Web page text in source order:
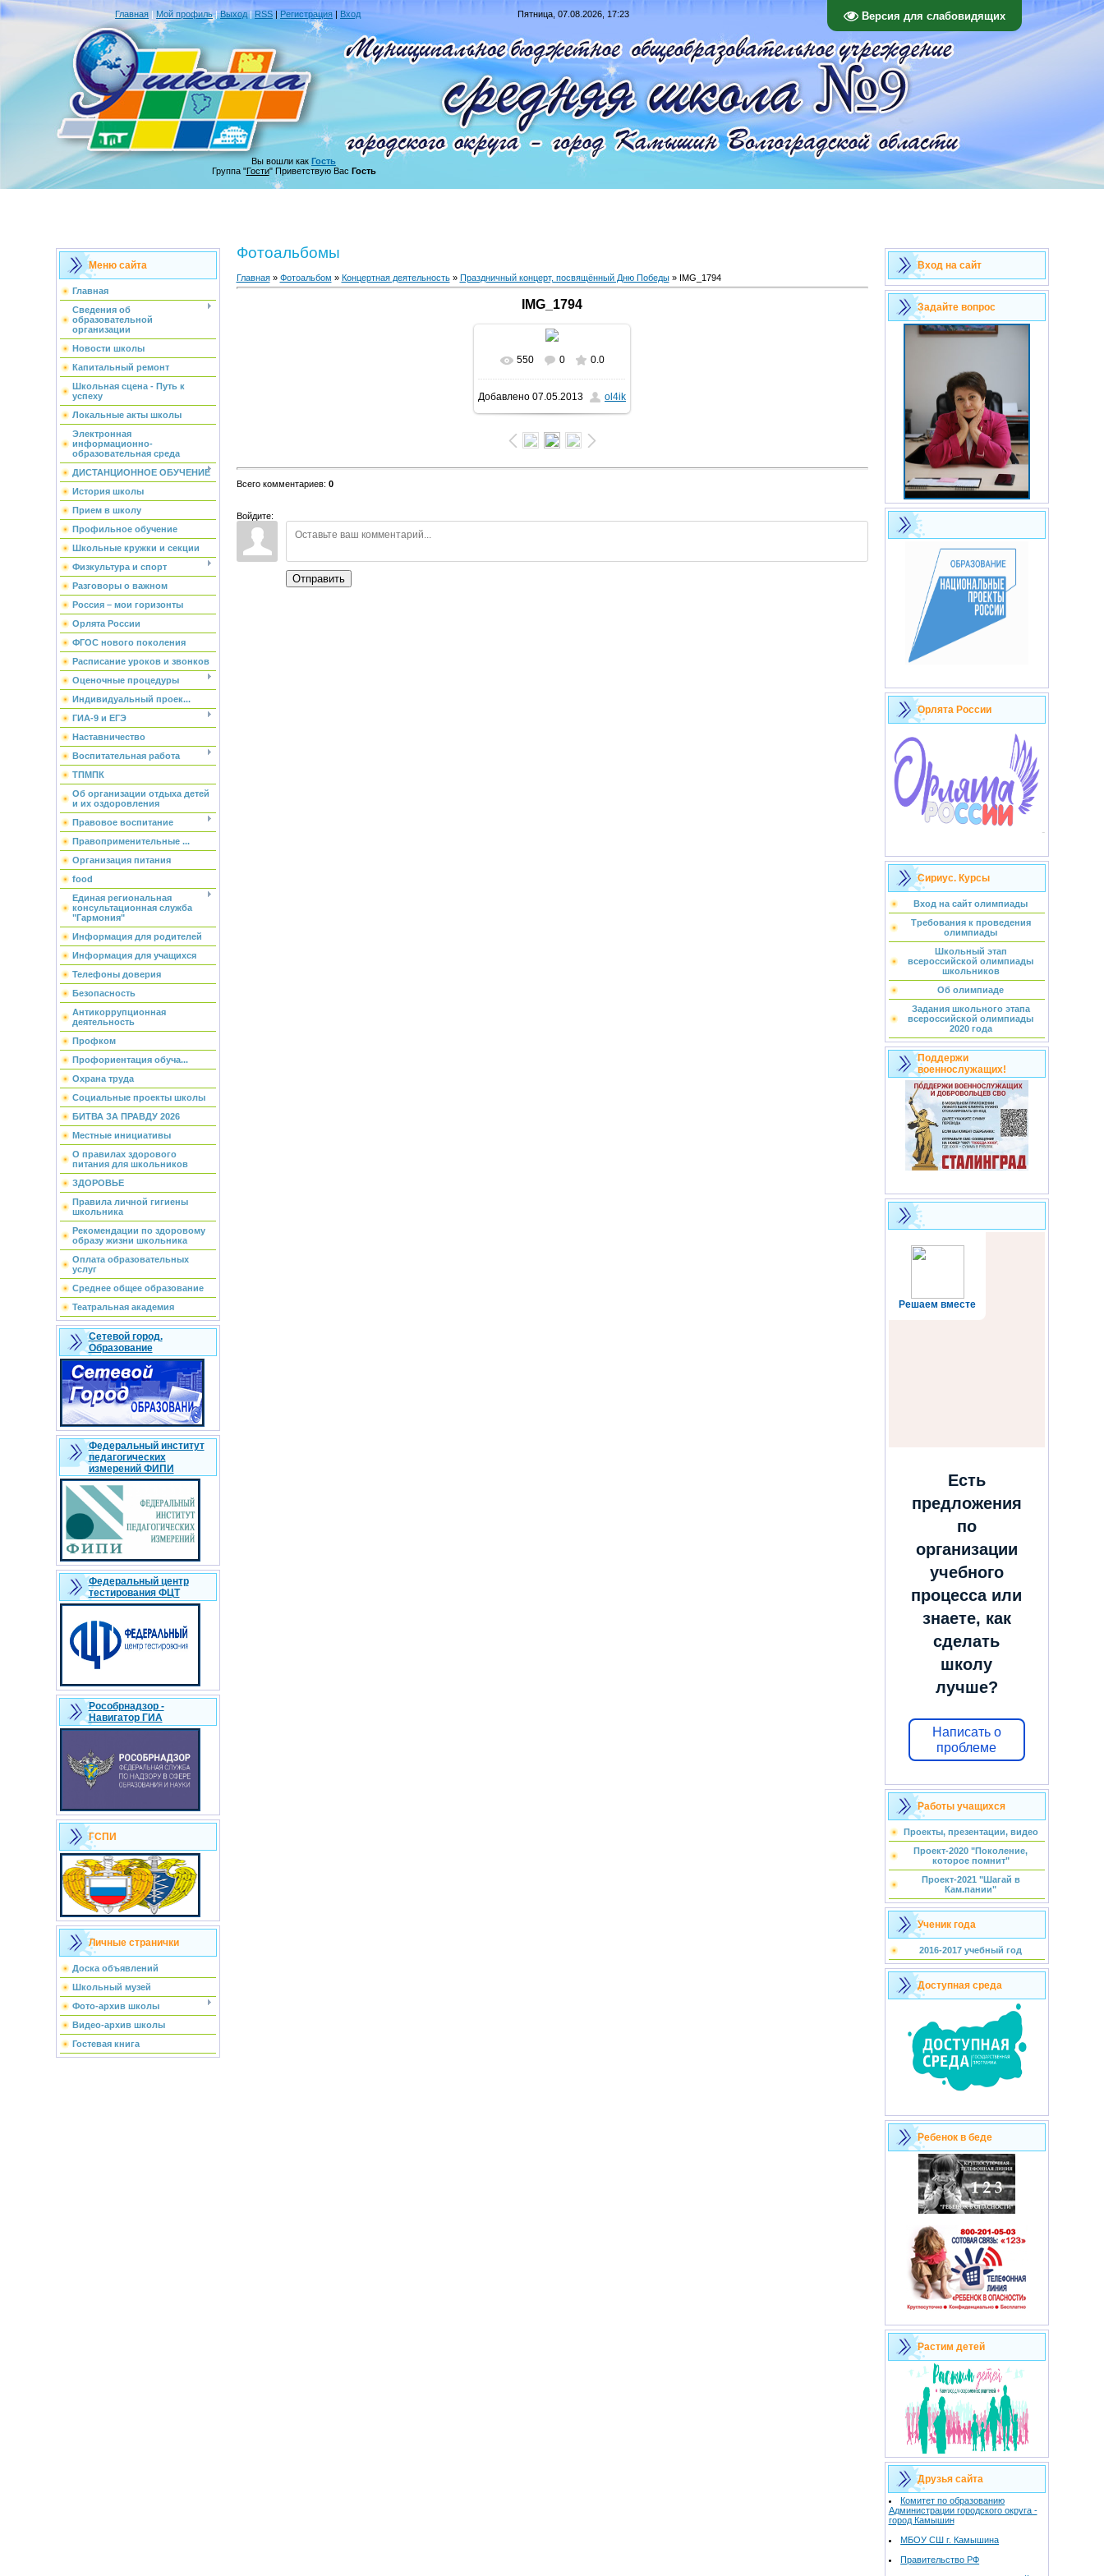
Версия для слабовидящих
Главная | Мой профиль|Выход| RSS| Регистрация | Вход Пятница, 07.08.2026, 17:23
Вы вошли как Гость
Группа "Гости" Приветствую Вас Гость
Меню сайта
Главная
Сведения об
образовательной
организации
Новости школы
Капитальный ремонт
Школьная сцена - Путь к
успеху
Локальные акты школы
Электронная
информационно-
образовательная среда
ДИСТАНЦИОННОЕ ОБУЧЕНИЕ
История школы
Прием в школу
Профильное обучение
Школьные кружки и секции
Физкультура и спорт
Разговоры о важном
Россия – мои горизонты
Орлята России
ФГОС нового поколения
Расписание уроков и звонков
Оценочные процедуры
Индивидуальный проек...
ГИА-9 и ЕГЭ
Наставничество
Воспитательная работа
ТПМПК
Об организации отдыха детей
и их оздоровления
Правовое воспитание
Правоприменительные ...
Организация питания
food
Единая региональная
консультационная служба
"Гармония"
Информация для родителей
Информация для учащихся
Телефоны доверия
Безопасность
Антикоррупционная
деятельность
Профком
Профориентация обуча...
Охрана труда
Социальные проекты школы
БИТВА ЗА ПРАВДУ 2026
Местные инициативы
О правилах здорового
питания для школьников
ЗДОРОВЬЕ
Правила личной гигиены
школьника
Рекомендации по здоровому
образу жизни школьника
Оплата образовательных
услуг
Среднее общее образование
Театральная академия
Сетевой город.
Образование
Федеральный институт
педагогических
измерений ФИПИ
Федеральный центр
тестирования ФЦТ
Рособрнадзор -
Навигатор ГИА
ГСПИ
Личные странички
Доска объявлений
Школьный музей
Фото-архив школы
Видео-архив школы
Гостевая книга
Фотоальбомы
Главная» Фотоальбом » Концертная деятельность» Праздничный концерт, посвящённый Дню Победы» IMG_1794
IMG_1794
В реальном размере
1600x1200/ 434.0Kb
550 0 0.0
Добавлено 07.05.2013 ol4ik
Всего комментариев: 0
Войдите:
Отправить
Вход на сайт
Задайте вопрос
Орлята России
Сириус. Курсы
Вход на сайт олимпиады
Требования к проведения
олимпиады
Школьный этап
всероссийской олимпиады
школьников
Об олимпиаде
Задания школьного этапа
всероссийской олимпиады
2020 года
Поддержи
военнослужащих!
Решаем вместе
Есть
предложения
по
организации
учебного
процесса или
знаете, как
сделать
школу
лучше?
Написать о
проблеме
Работы учащихся
Проекты, презентации, видео
Проект-2020 "Поколение,
которое помнит"
Проект-2021 "Шагай в
Кам.пании"
Ученик года
2016-2017 учебный год
Доступная среда
Ребенок в беде
Растим детей
Друзья сайта
Комитет по образованию
Администрации городского округа -
город Камышин
МБОУ СШ г. Камышина
Правительство РФ